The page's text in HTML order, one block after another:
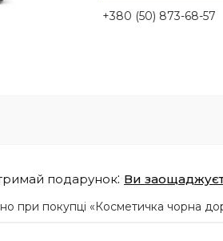
+380 (50) 873-68-57
подарунок Ви
при покупці «Косметичка чорна